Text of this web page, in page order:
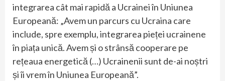
integrarea cât mai rapidă a Ucrainei în Uniunea
Europeană: „Avem un parcurs cu Ucraina care
include, spre exemplu, integrarea pieței ucrainene
în piața unică. Avem și o strânsă cooperare pe
rețeaua energetică (…) Ucrainenii sunt de-ai noștri
și îi vrem în Uniunea Europeană”.